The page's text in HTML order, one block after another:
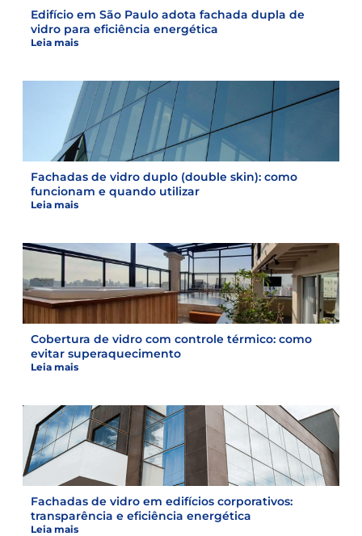
Edifício em São Paulo adota fachada dupla de
vidro para eficiência energética
Leia mais
Fachadas de vidro duplo (double skin): como
funcionam e quando utilizar
Leia mais
Cobertura de vidro com controle térmico: como
evitar superaquecimento
Leia mais
Fachadas de vidro em edifícios corporativos:
transparência e eficiência energética
Leia mais